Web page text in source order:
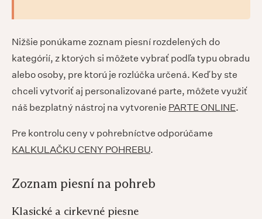
Nižšie ponúkame zoznam piesní rozdelených do
kategórií, z ktorých si môžete vybrať podľa typu obradu
alebo osoby, pre ktorú je rozlúčka určená. Keď by ste
chceli vytvoriť aj personalizované parte, môžete využiť
náš bezplatný nástroj na vytvorenie PARTE ONLINE.
Pre kontrolu ceny v pohrebníctve odporúčame
KALKULAČKU CENY POHREBU.
Zoznam piesní na pohreb
Klasické a cirkevné piesne